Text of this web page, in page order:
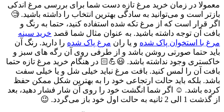
معمولا در زمان خرید مرغ تازه دست شما برای بررسی مرغ اندکی
بازتر است و می‌توانید به سادگی بهترین انتخاب را داشته باشید. 🧐
اگر قرار است که از مرغ تکه شده استفاده کنید، حتما به رنگ و
بافت آن توجه داشته باشید. به عنوان مثال شما قصد خرید سینه
مرغ با استخوان پاک شده و یا ران مرغ پاک شده را دارید. رنگ آن
باید حتما صورتی روشن باشد و از طرفی روی آن رگه های سبز و
خاکستری وجود نداشته باشد. 😃💪🏻 در هنگام خرید مرغ تازه حتما
بافت آن را لمس کنید. بافت مرغ نباید خیلی شل و یا خیلی سفت
باشد. بلکه باید حالت ارتجاعی خود را به بهترین شکل ممکن حفظ
کرده باشد. ☺ اگر شما انگشت خود را روی آن شار فشار دهید، بعد
از گذشت 1 الی 2 ثانیه به حالت اول خود باز می‌گردد. 😉